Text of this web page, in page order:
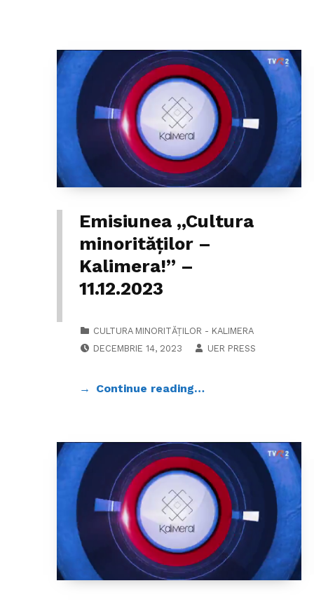
Emisiunea ,,Cultura
minorităților –
Kalimera!” –
11.12.2023
CULTURA MINORITĂȚILOR - KALIMERA
DECEMBRIE 14, 2023
UER PRESS
Continue reading…